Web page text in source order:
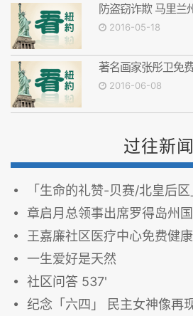
防盗窃诈欺 马里兰
2016-05-18
著名画家张彤卫免
2016-06-08
过往新闻
「生命的礼赞-贝赛/北皇后区
章启月总领事出席罗得岛州
王嘉廉社区医疗中心免费健
一生爱好是天然
社区问答 537'
纪念「六四」 民主女神像再